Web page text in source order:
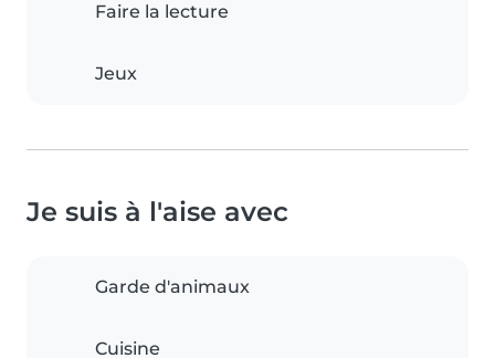
Faire la lecture
Jeux
Je suis à l'aise avec
Garde d'animaux
Cuisine